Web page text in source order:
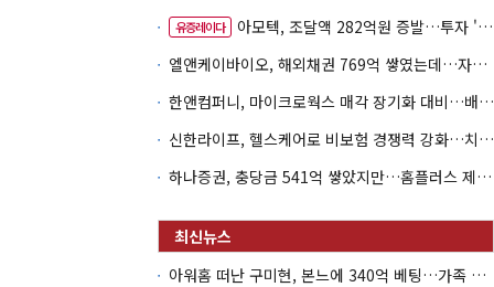
유증레이다
아모텍, 조달액 282억원 증발…투자 '속도 조절' 불가피
엘앤케이바이오, 해외채권 769억 쌓였는데…자회사 4곳 자본잠식
한앤컴퍼니, 마이크로웍스 매각 장기화 대비…배당 회수판 깔았다
신한라이프, 헬스케어로 비보험 경쟁력 강화…치매·간병 공략
하나증권, 충당금 541억 쌓았지만…홈플러스 제재는 추가 비용 불씨
아워홈 떠난 구미현, 본느에 340억 베팅…가족 지배체제 구축